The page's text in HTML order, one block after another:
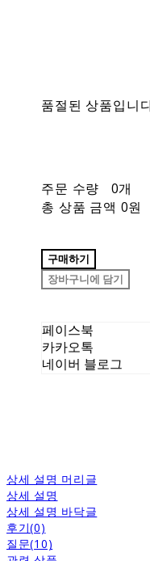
품절된 상품입니
주문 수량
0개
총 상품 금액 0원
구매하기
장바구니에 담기
페이스북
카카오톡
네이버 블로그
상세 설명 머리글
상세 설명
상세 설명 바닥글
후기(0)
질문(10)